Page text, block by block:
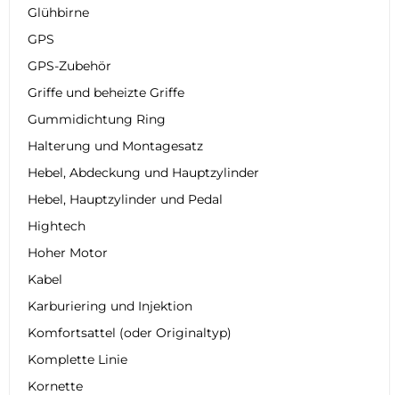
Glühbirne
GPS
GPS-Zubehör
Griffe und beheizte Griffe
Gummidichtung Ring
Halterung und Montagesatz
Hebel, Abdeckung und Hauptzylinder
Hebel, Hauptzylinder und Pedal
Hightech
Hoher Motor
Kabel
Karburiering und Injektion
Komfortsattel (oder Originaltyp)
Komplette Linie
Kornette